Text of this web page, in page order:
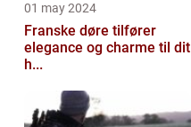
01 may 2024
Franske døre tilfører
elegance og charme til dit
h...